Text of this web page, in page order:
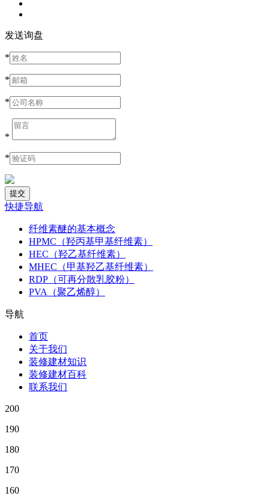
发送询盘
*
*
*
*
*
快捷导航
纤维素醚的基本概念
HPMC（羟丙基甲基纤维素）
HEC（羟乙基纤维素）
MHEC（甲基羟乙基纤维素）
RDP（可再分散乳胶粉）
PVA（聚乙烯醇）
导航
首页
关于我们
装修建材知识
装修建材百科
联系我们
200
190
180
170
160